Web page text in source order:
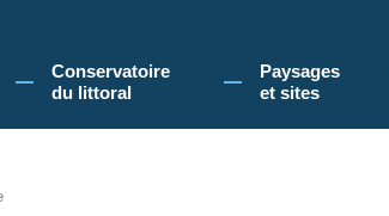
du littoral, vous acceptez l'utilisation de cookies
Conservatoire
du littoral
Paysages
et sites